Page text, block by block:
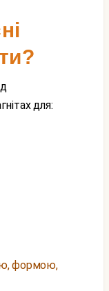
для:
формою,